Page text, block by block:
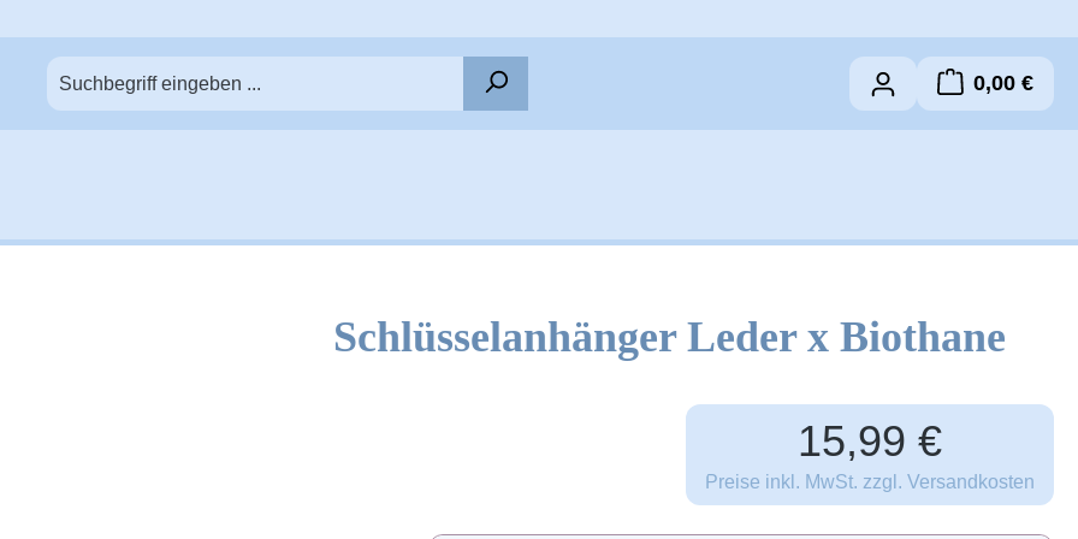
0,00 €
Schlüsselanhänger Leder x Biothane
Regulärer Preis:
15,99 €
Preise inkl. MwSt. zzgl. Versandkosten